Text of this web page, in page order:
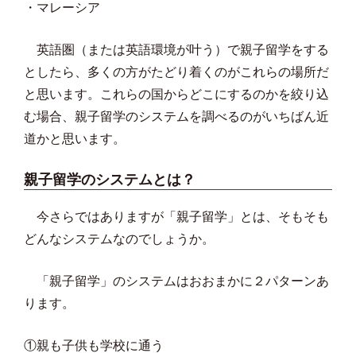
・マレーシア
英語圏（または英語環境が叶う）で親子留学をする
としたら、多くの方がたどり着くのがこれらの場所だ
と思います。これらの国からどこにするのかを絞り込
む場合、親子留学のシステムを調べるのがいちばん近
道かと思います。
親子留学のシステムとは？
今さらではありますが「親子留学」とは、そもそも
どんなシステムなのでしょうか。
「親子留学」のシステムはおおまかに２パターンあ
ります。
①親も子供も学校に通う